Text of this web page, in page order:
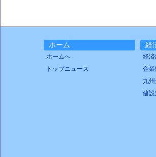
ホーム
ホームへ
トップニュース
経
経
企業
九
建設